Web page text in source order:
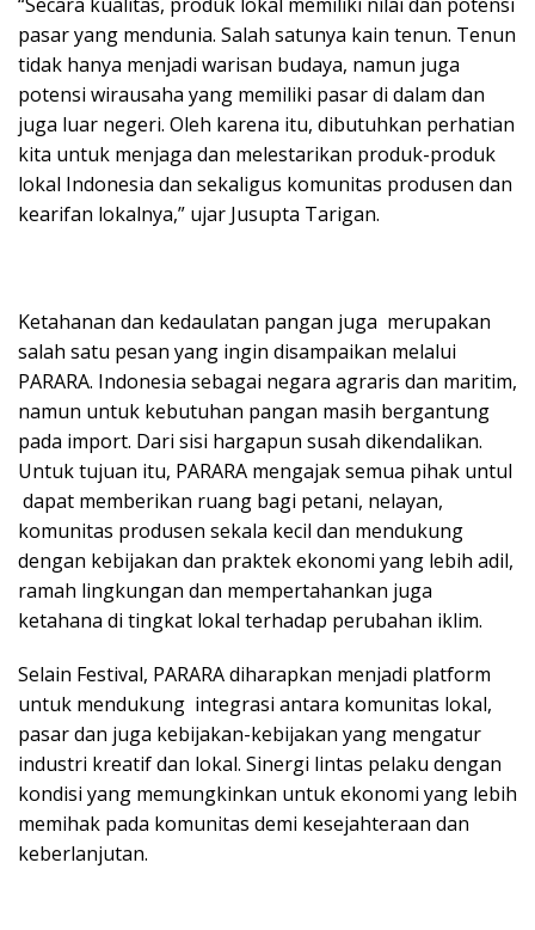
pasar yang mendunia. Salah satunya kain tenun. Tenun
tidak hanya menjadi warisan budaya, namun juga
potensi wirausaha yang memiliki pasar di dalam dan
juga luar negeri. Oleh karena itu, dibutuhkan perhatian
kita untuk menjaga dan melestarikan produk-produk
lokal Indonesia dan sekaligus komunitas produsen dan
kearifan lokalnya,” ujar Jusupta Tarigan.
Ketahanan dan kedaulatan pangan juga merupakan
salah satu pesan yang ingin disampaikan melalui
PARARA. Indonesia sebagai negara agraris dan maritim,
namun untuk kebutuhan pangan masih bergantung
pada import. Dari sisi hargapun susah dikendalikan.
Untuk tujuan itu, PARARA mengajak semua pihak untul
dapat memberikan ruang bagi petani, nelayan,
komunitas produsen sekala kecil dan mendukung
dengan kebijakan dan praktek ekonomi yang lebih adil,
ramah lingkungan dan mempertahankan juga
ketahana di tingkat lokal terhadap perubahan iklim.
Selain Festival, PARARA diharapkan menjadi platform
untuk mendukung integrasi antara komunitas lokal,
pasar dan juga kebijakan-kebijakan yang mengatur
industri kreatif dan lokal. Sinergi lintas pelaku dengan
kondisi yang memungkinkan untuk ekonomi yang lebih
memihak pada komunitas demi kesejahteraan dan
keberlanjutan.